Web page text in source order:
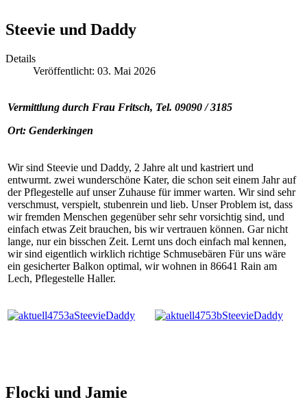
Steevie und Daddy
Details
Veröffentlicht: 03. Mai 2026
Vermittlung durch Frau Fritsch, Tel. 09090 / 3185
Ort: Genderkingen
Wir sind Steevie und Daddy, 2 Jahre alt und kastriert und
entwurmt. zwei wunderschöne Kater, die schon seit einem Jahr auf
der Pflegestelle auf unser Zuhause für immer warten. Wir sind sehr
verschmust, verspielt, stubenrein und lieb. Unser Problem ist, dass
wir fremden Menschen gegenüber sehr sehr vorsichtig sind, und
einfach etwas Zeit brauchen, bis wir vertrauen können. Gar nicht
lange, nur ein bisschen Zeit. Lernt uns doch einfach mal kennen,
wir sind eigentlich wirklich richtige Schmusebären Für uns wäre
ein gesicherter Balkon optimal, wir wohnen in 86641 Rain am
Lech, Pflegestelle Haller.
Flocki und Jamie